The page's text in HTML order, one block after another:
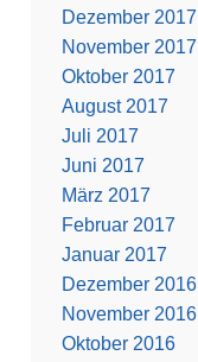
Dezember 2017
November 2017
Oktober 2017
August 2017
Juli 2017
Juni 2017
März 2017
Februar 2017
Januar 2017
Dezember 2016
November 2016
Oktober 2016